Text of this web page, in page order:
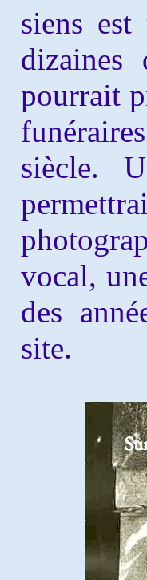
siens
pourrait
siècle.
vocal,
des
site.